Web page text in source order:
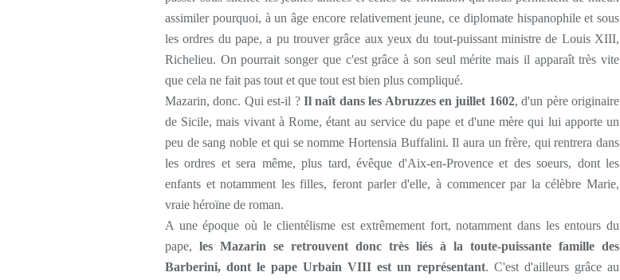
assimiler pourquoi, à un âge encore relativement jeune, ce diplomate hispanophile et sous
les ordres du pape, a pu trouver grâce aux yeux du tout-puissant ministre de Louis XIII,
Richelieu. On pourrait songer que c'est grâce à son seul mérite mais il apparaît très vite
que cela ne fait pas tout et que tout est bien plus compliqué.
Mazarin, donc. Qui est-il ? Il naît dans les Abruzzes en juillet 1602, d'un père originaire
de Sicile, mais vivant à Rome, étant au service du pape et d'une mère qui lui apporte un
peu de sang noble et qui se nomme Hortensia Buffalini. Il aura un frère, qui rentrera dans
les ordres et sera même, plus tard, évêque d'Aix-en-Provence et des soeurs, dont les
enfants et notamment les filles, feront parler d'elle, à commencer par la célèbre Marie,
vraie héroïne de roman.
A une époque où le clientélisme est extrêmement fort, notamment dans les entours du
pape, les Mazarin se retrouvent donc très liés à la toute-puissante famille des
Barberini, dont le pape Urbain VIII est un représentant. C'est d'ailleurs grâce au